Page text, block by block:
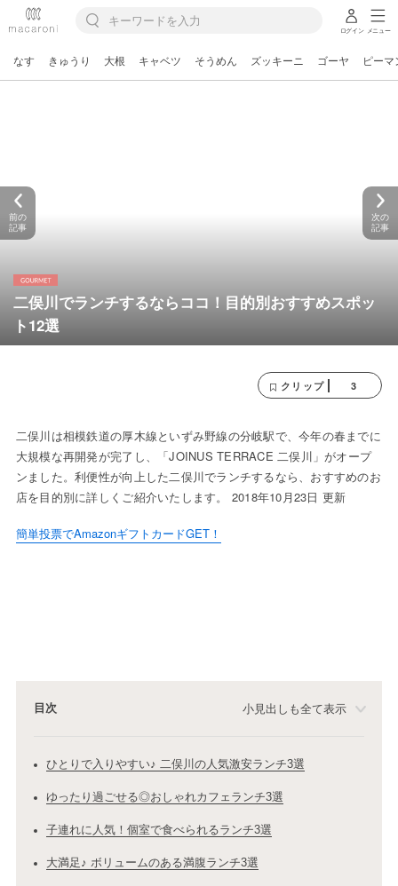
ログイン メニュー
なす きゅうり 大根 キャベツ そうめん ズッキーニ ゴーヤ ピーマ
二俣川でランチするならココ！目的別おすすめスポッ
ト12選
前の
記事
次の
記事
クリップ 3
二俣川は相模鉄道の厚木線といずみ野線の分岐駅で、今年の春までに
大規模な再開発が完了し、「JOINUS TERRACE 二俣川」がオープ
ンました。利便性が向上した二俣川でランチするなら、おすすめのお
店を目的別に詳しくご紹介いたします。 2018年10月23日 更新
簡単投票でAmazonギフトカードGET！
目次 小見出しも全て表示
ひとりで入りやすい♪ 二俣川の人気激安ランチ3選
ゆったり過ごせる◎おしゃれカフェランチ3選
子連れに人気！個室で食べられるランチ3選
大満足♪ ボリュームのある満腹ランチ3選